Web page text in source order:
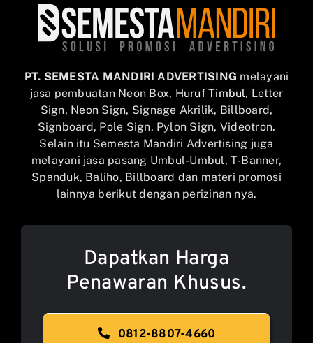
PT. SEMESTA MANDIRI ADVERTISING melayani
jasa pembuatan Neon Box, Huruf Timbul, Letter
Sign, Neon Sign, Signage Akrilik, Billboard,
Signboard, Pole Sign, Pylon Sign, Videotron.
Selain itu Semesta Mandiri Advertising juga
melayani jasa pasang Umbul-Umbul, T-Banner,
Spanduk, Baliho, Billboard dan materi promosi
lainnya berikut dengan perizinan nya.
Dapatkan Harga
Penawaran Khusus.
0812-8807-4660